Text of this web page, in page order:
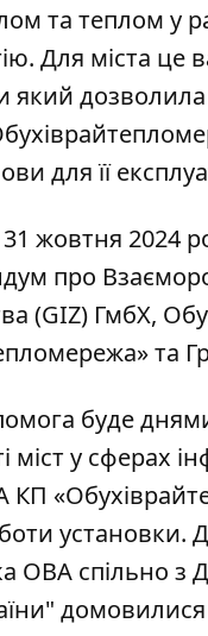
та теплом у
Для міста це
який
для її
жовтня 2024
про
(GIZ) ГмбХ,
та
буде
міст у сферах
КП
установки.
ОВА спільно з